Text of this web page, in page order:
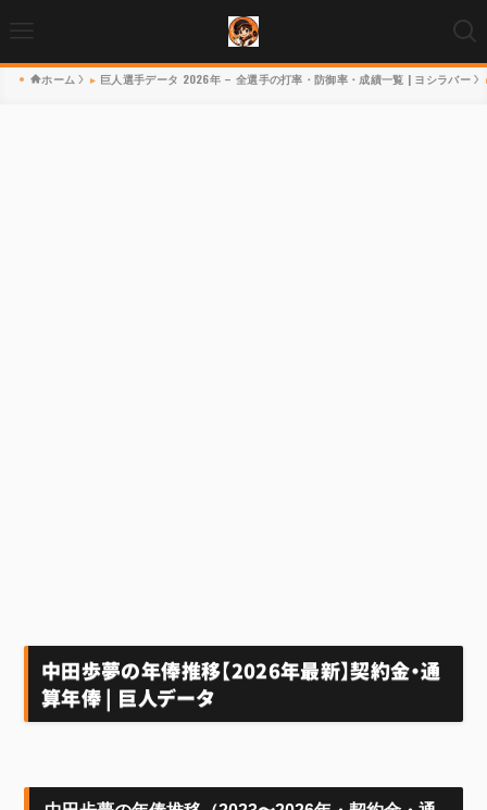
ホーム 巨人選手データ 2026年 – 全選手の打率・防御率・成績一覧 | ヨシラバー
中田歩夢の年俸推移【2026年最新】契約金・通
算年俸 | 巨人データ